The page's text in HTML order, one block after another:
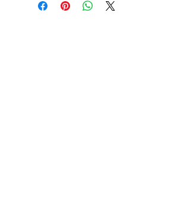
máxima: 1400 W